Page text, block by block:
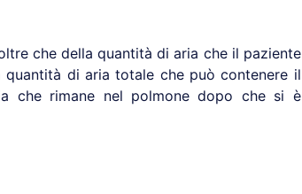
che della quantità di aria che il paziente
quantità di aria totale che può contenere il
che rimane nel polmone dopo che si è